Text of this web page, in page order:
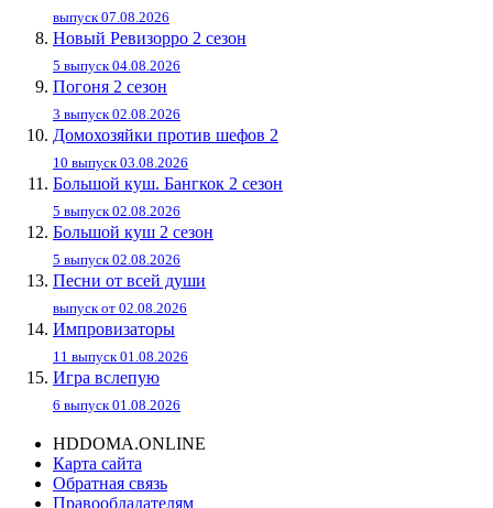
выпуск 07.08.2026
Новый Ревизорро 2 сезон
5 выпуск 04.08.2026
Погоня 2 сезон
3 выпуск 02.08.2026
Домохозяйки против шефов 2
10 выпуск 03.08.2026
Большой куш. Бангкок 2 сезон
5 выпуск 02.08.2026
Большой куш 2 сезон
5 выпуск 02.08.2026
Песни от всей души
выпуск от 02.08.2026
Импровизаторы
11 выпуск 01.08.2026
Игра вслепую
6 выпуск 01.08.2026
HDDOMA.ONLINE
Карта сайта
Обратная связь
Правообладателям